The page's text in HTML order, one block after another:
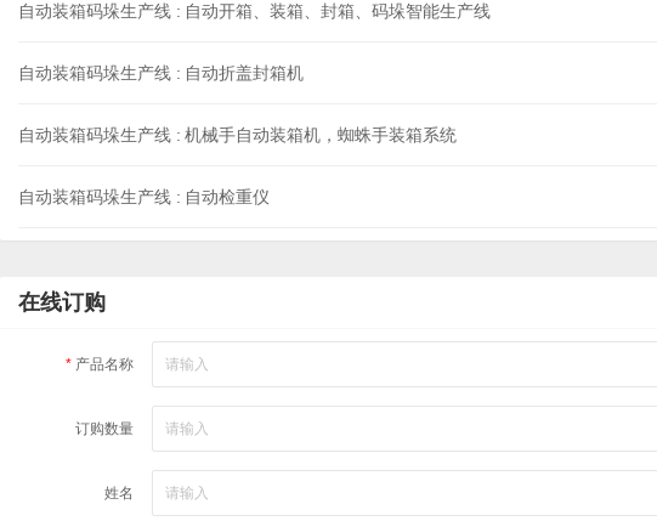
自动装箱码垛生产线 : 自动开箱、装箱、封箱、码垛智能生产线
自动装箱码垛生产线 : 自动折盖封箱机
自动装箱码垛生产线 : 机械手自动装箱机，蜘蛛手装箱系统
自动装箱码垛生产线 : 自动检重仪
在线订购
* 产品名称
订购数量
姓名